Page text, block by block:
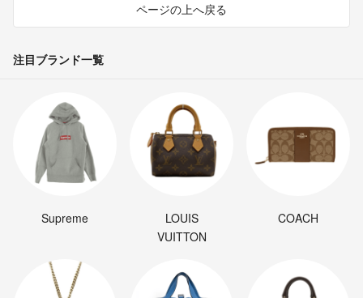
ページの上へ戻る
注目ブランド一覧
Supreme
LOUIS
VUITTON
COACH